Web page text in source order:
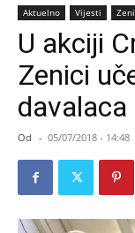
Aktuelno Vijesti
U akciji
Zenici
davalaca
Od - 05/07/2018 - 14:48